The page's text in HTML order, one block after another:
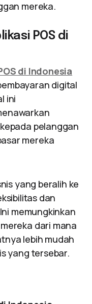
mereka.
POS di
di Indonesia
digital
ini
pelanggan
mereka
yang beralih ke
dan
memungkinkan
dari mana
lebih mudah
yang tersebar.